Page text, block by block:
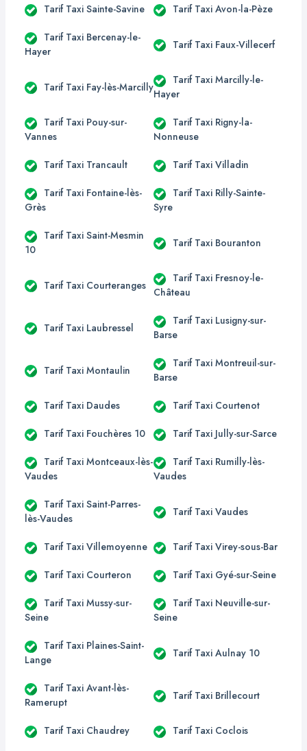
Tarif Taxi Sainte-Savine Tarif Taxi Avon-la-Pèze
Tarif Taxi Bercenay-le-
Hayer
Tarif Taxi Faux-Villecerf
Tarif Taxi Fay-lès-Marcilly
Tarif Taxi Marcilly-le-
Hayer
Tarif Taxi Pouy-sur-
Vannes
Tarif Taxi Rigny-la-
Nonneuse
Tarif Taxi Trancault Tarif Taxi Villadin
Tarif Taxi Fontaine-lès-
Grès
Tarif Taxi Rilly-Sainte-
Syre
Tarif Taxi Saint-Mesmin
10
Tarif Taxi Bouranton
Tarif Taxi Courteranges
Tarif Taxi Fresnoy-le-
Château
Tarif Taxi Laubressel
Tarif Taxi Lusigny-sur-
Barse
Tarif Taxi Montaulin
Tarif Taxi Montreuil-sur-
Barse
Tarif Taxi Daudes Tarif Taxi Courtenot
Tarif Taxi Fouchères 10 Tarif Taxi Jully-sur-Sarce
Tarif Taxi Montceaux-lès-
Vaudes
Tarif Taxi Rumilly-lès-
Vaudes
Tarif Taxi Saint-Parres-
lès-Vaudes
Tarif Taxi Vaudes
Tarif Taxi Villemoyenne Tarif Taxi Virey-sous-Bar
Tarif Taxi Courteron Tarif Taxi Gyé-sur-Seine
Tarif Taxi Mussy-sur-
Seine
Tarif Taxi Neuville-sur-
Seine
Tarif Taxi Plaines-Saint-
Lange
Tarif Taxi Aulnay 10
Tarif Taxi Avant-lès-
Ramerupt
Tarif Taxi Brillecourt
Tarif Taxi Chaudrey Tarif Taxi Coclois